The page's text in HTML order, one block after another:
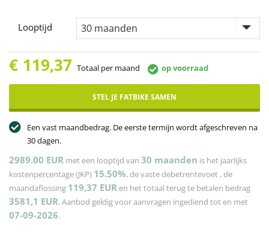
Looptijd
€ 119,37 Totaal per maand op voorraad
STEL JE FATBIKE SAMEN
Een vast maandbedrag. De eerste termijn wordt afgeschreven na
30 dagen.
2989.00 EUR met een looptijd van 30 maanden is het jaarlijks
kostenpercentage (JKP) 15.50%, de vaste debetrentevoet , de
maandaflossing 119,37 EURen het totaal terug te betalen bedrag
3581,1 EUR. Aanbod geldig voor aanvragen ingediend tot en met
07-09-2026.